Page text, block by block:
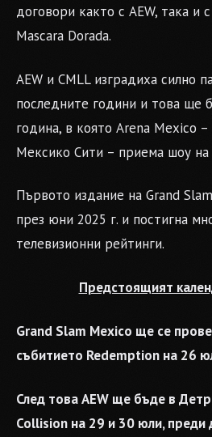
договори както с AEW, така и
Mascara Dorada.
AEW и CMLL изградиха силно
последните години и това ще
година, в която Arena Mexico
Мексико Сити – приема шоу на
Първото издание на Grand
през юни 2025 г. и постигна
телевизионни рейтинги.
Предстоящият
Grand Slam Mexico ще се
събитието Redemption на 26
След това AEW ще бъде в
Collision на 29 и 30 юли, преди